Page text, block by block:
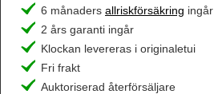
6 månaders allriskförsäkring ingår
2 års garanti ingår
Klockan levereras i originaletui
Fri frakt
Auktoriserad återförsäljare